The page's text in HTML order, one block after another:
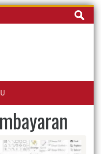
Cari
untuk: